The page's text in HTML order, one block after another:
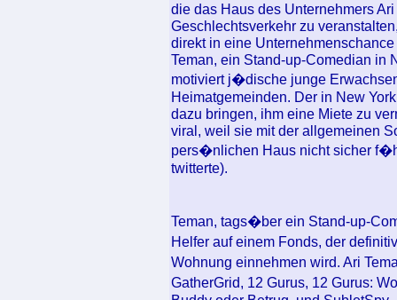
die das Haus des Unternehmers
Geschlechtsverkehr zu
direkt in eine
Teman, ein Stand-up-Comedian in
motiviert j�dische junge
Heimatgemeinden. Der in New
dazu bringen, ihm eine Miete zu
viral, weil sie mit der allgemeinen
pers�nlichen Haus nicht sicher
twitterte).
Teman, tags�ber ein Stand-up-
Helfer auf einem Fonds, der
Wohnung einnehmen wird. Ari
GatherGrid, 12 Gurus, 12 Gurus: